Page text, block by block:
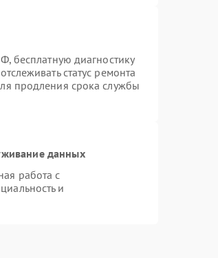
бесплатную диагностику
статус ремонта
продления срока службы
данных
работа с
и